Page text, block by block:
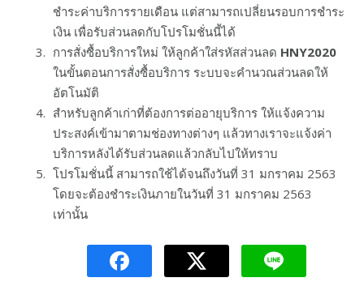
ชำระค่าบริการรายเดือน แต่สามารถเปลี่ยนรอบการชำระ
เงิน เพื่อรับส่วนลดกับโปรโมชั่นนี้ได้
การสั่งซื้อบริการใหม่ ให้ลูกค้าใส่รหัสส่วนลด HNY2020
ในขั้นตอนการสั่งซื้อบริการ ระบบจะคำนวณส่วนลดให้
อัตโนมัติ
สำหรับลูกค้าเก่าที่ต้องการต่ออายุบริการ ให้แจ้งความ
ประสงค์เข้ามาตามช่องทางต่างๆ แล้วทางเราจะแจ้งค่า
บริการหลังได้รับส่วนลดแล้วกลับไปให้ทราบ
โปรโมชั่นนี้ สามารถใช้ได้จนถึงวันที่ 31 มกราคม 2563
โดยจะต้องชำระเงินภายในวันที่ 31 มกราคม 2563
เท่านั้น